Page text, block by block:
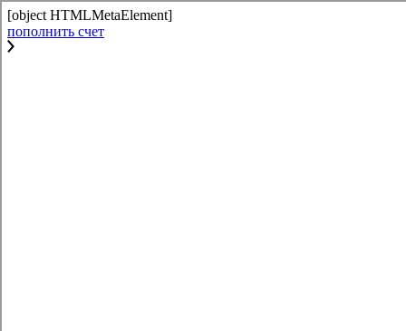
[object HTMLMetaElement]
пополнить счет